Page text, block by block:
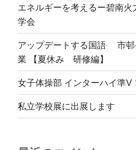
エネルギーを考えるー碧南
学会
アップデートする国語 市邨
業 【夏休み 研修編】
女子体操部 インターハイ準V
私立学校展に出展します